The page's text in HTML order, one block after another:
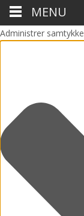
Administrer samtykke
MENU